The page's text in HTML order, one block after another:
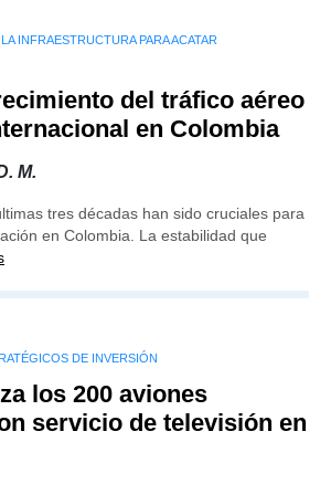
INFRAESTRUCTURA PARA ACATAR
del tráfico aéreo
en Colombia
M.
tres décadas han sido cruciales para
en Colombia. La estabilidad que
DE INVERSIÓN
los 200 aviones
servicio de televisión en